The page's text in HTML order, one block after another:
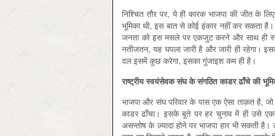
निश्चित तौर पर, ये ही कारक भाजपा की जीत के
भूमिका थी, इस बात से कोई इंकार नहीं कर सकता है।
जनता को इस मसले पर एकजुट करने और साथ ही
नतीजतन, यह घपला जारी है और जारी ही रहेगा।
दल इसमें कुछ करेगा, इसका गुंजाइश कम ही है।
राष्ट्रीयस्वयंसेवकसंघकेसंगठितकाडरढाँचेकी
भाजपा और संघ परिवार के पास एक ऐसा ताक़त है, जो
काडर ढाँचा। इसके बूते पर हर चुनाव में ही उसे एक
असन्तोष के ज़्यादा होने पर भाजपा हार भी सकती